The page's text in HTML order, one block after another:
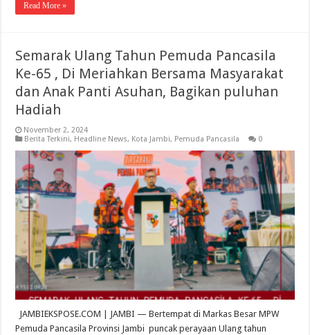
Read More »
Semarak Ulang Tahun Pemuda Pancasila
Ke-65 , Di Meriahkan Bersama Masyarakat
dan Anak Panti Asuhan, Bagikan puluhan
Hadiah
November 2, 2024
Berita Terkini, Headline News, Kota Jambi, Pemuda Pancasila 0
JAMBIEKSPOSE.COM | JAMBI — Bertempat di Markas Besar MPW
Pemuda Pancasila Provinsi Jambi puncak perayaan Ulang tahun